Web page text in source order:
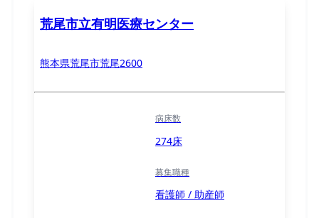
荒尾市立有明医療センター
熊本県荒尾市荒尾2600
病床数
274床
募集職種
看護師 / 助産師